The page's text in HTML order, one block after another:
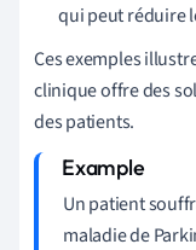
qui peut réduire
Ces exemples
clinique offre des
des patients.
Un patient
maladie de